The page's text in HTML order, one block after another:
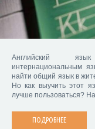
Английский
интернациональным
найти общий язык в
Но как выучить этот
лучше пользоваться?
ПОДРОБНЕЕ